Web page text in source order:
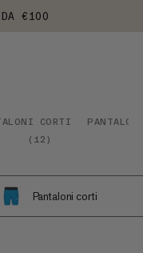
€100
CORTI
( 12 )
Pantaloni corti